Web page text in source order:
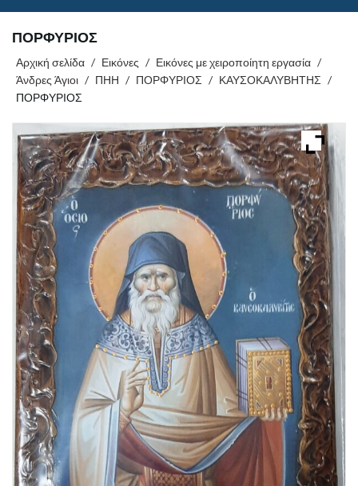
ΠΟΡΦΥΡΙΟΣ
Αρχική σελίδα / Εικόνες / Εικόνες με χειροποίητη εργασία /
Άνδρες Άγιοι / ΠΗΗ / ΠΟΡΦΥΡΙΟΣ / ΚΑΥΣΟΚΑΛΥΒΗΤΗΣ /
ΠΟΡΦΥΡΙΟΣ